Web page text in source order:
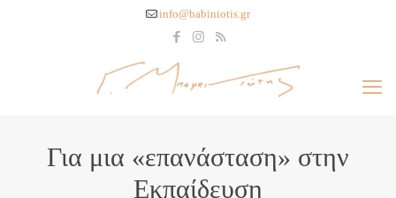
info@babiniotis.gr
Για μια «επανάσταση» στην
Εκπαίδευση